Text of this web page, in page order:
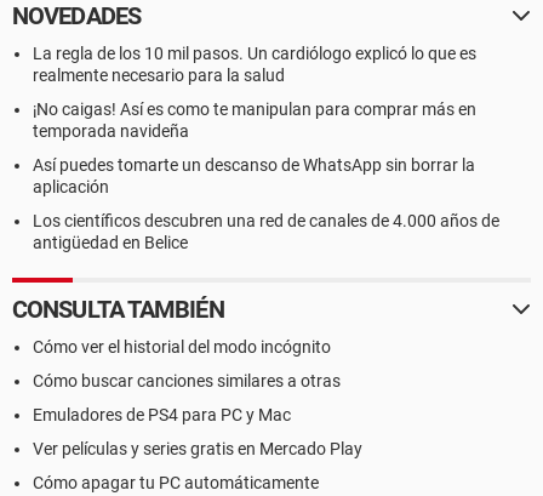
NOVEDADES
La regla de los 10 mil pasos. Un cardiólogo explicó lo que es
realmente necesario para la salud
¡No caigas! Así es como te manipulan para comprar más en
temporada navideña
Así puedes tomarte un descanso de WhatsApp sin borrar la
aplicación
Los científicos descubren una red de canales de 4.000 años de
antigüedad en Belice
CONSULTA TAMBIÉN
Cómo ver el historial del modo incógnito
Cómo buscar canciones similares a otras
Emuladores de PS4 para PC y Mac
Ver películas y series gratis en Mercado Play
Cómo apagar tu PC automáticamente